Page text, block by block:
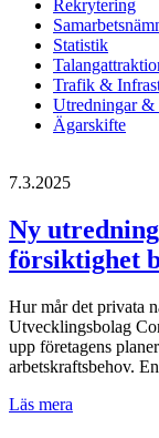
Rekrytering
Statistik
Trafik &
Utredningar &
Ägarskifte
7.3.2025
Ny
försiktighet
Hur mår det privata
Utvecklingsbolag
upp företagens
arbetskraftsbehov.
Läs mera